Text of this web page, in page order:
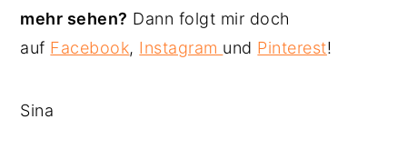
mehr sehen? Dann folgt mir doch
auf Facebook, Instagram und Pinterest!
Sina